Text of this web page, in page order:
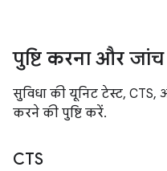
पुष्टि करना और
सुविधा की यूनिट टेस्ट,
करने की पुष्टि करें.
CTS